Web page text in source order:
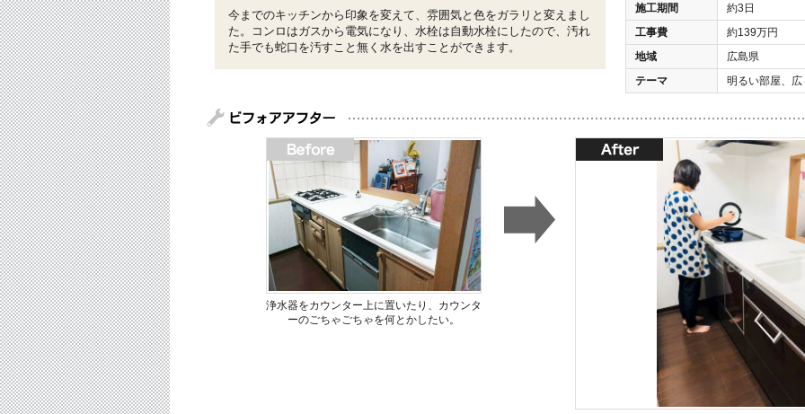
施工期間
約3日
工事費
約139万円
地域
広島県
テーマ
明るい部屋、広
今までのキッチンから印象を変えて、雰囲気と色をガラリと変えまし
た。コンロはガスから電気になり、水栓は自動水栓にしたので、汚れ
た手でも蛇口を汚すこと無く水を出すことができます。
浄水器をカウンター上に置いたり、カウンタ
ーのごちゃごちゃを何とかしたい。